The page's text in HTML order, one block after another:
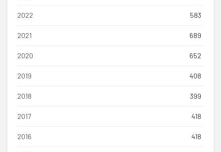
2022 583
2021 689
2020 652
2019 408
2018 399
2017 418
2016 418